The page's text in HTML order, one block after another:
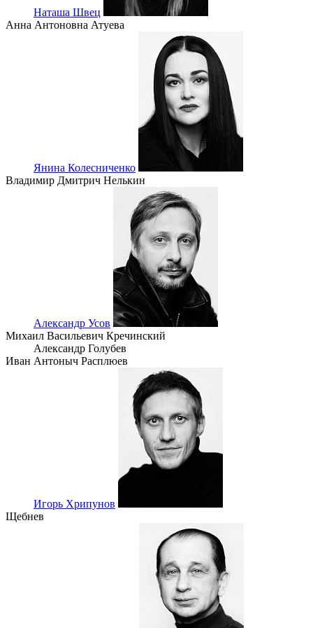
Наташа Швец
Анна Антоновна Атуева
Янина Колесниченко
Владимир Дмитрич Нелькин
Александр Усов
Михаил Васильевич Кречинский
Александр Голубев
Иван Антоныч Расплюев
Игорь Хрипунов
Щебнев